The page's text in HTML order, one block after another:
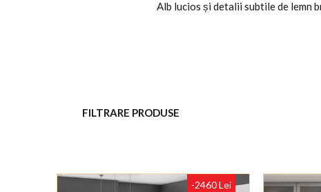
Alb lucios și detalii subtile de lemn
FILTRARE PRODUSE
-2460 Lei